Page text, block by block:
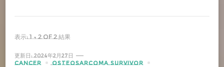
表示: 1 - 2 of 2 結果
更新日:2024年2月27日
CANCER
OSTEOSARCOMA SURVIVOR